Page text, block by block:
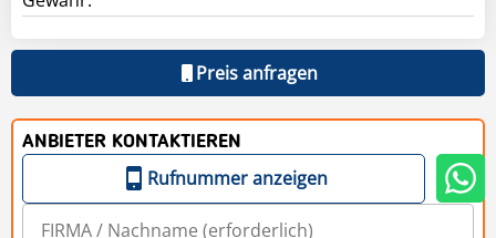
Preis anfragen
ANBIETER KONTAKTIEREN
Rufnummer anzeigen